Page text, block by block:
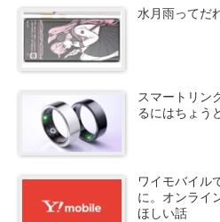
水月雨ってだ
スマートリン
るにはちょう
ワイモバイル
に。オンライ
ほしい話